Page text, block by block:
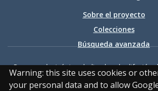
Warning: this site uses cookies or
your personal data and to allow
Sobre el proyecto
Colecciones
Búsqueda avanzada
Recurso electrónico dedicado a la difusión
digitalizadas de la Real